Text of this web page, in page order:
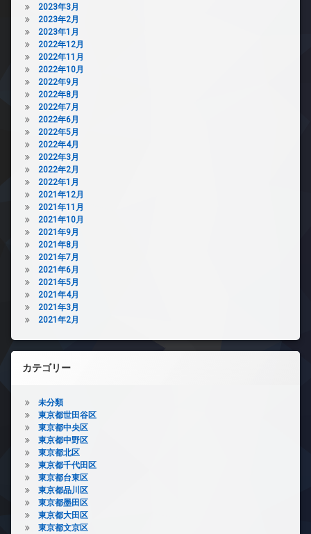
2023年3月
2023年2月
2023年1月
2022年12月
2022年11月
2022年10月
2022年9月
2022年8月
2022年7月
2022年6月
2022年5月
2022年4月
2022年3月
2022年2月
2022年1月
2021年12月
2021年11月
2021年10月
2021年9月
2021年8月
2021年7月
2021年6月
2021年5月
2021年4月
2021年3月
2021年2月
カテゴリー
未分類
東京都世田谷区
東京都中央区
東京都中野区
東京都北区
東京都千代田区
東京都台東区
東京都品川区
東京都墨田区
東京都大田区
東京都文京区